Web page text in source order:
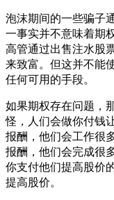
泡沫期间的一些骗子
一事实并不意味着期
高管通过出售注水
来致富。但这并不能
任何可用的手段。
如果期权存在问题，
怪，人们会做你付钱
报酬，他们会工作很
报酬，他们会完成很
你支付他们提高股价
提高股价。